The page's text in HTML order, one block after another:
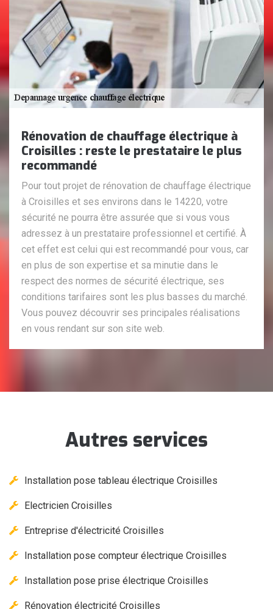
Rénovation de chauffage électrique à
Croisilles : reste le prestataire le plus
recommandé
Pour tout projet de rénovation de chauffage électrique
à Croisilles et ses environs dans le 14220, votre
sécurité ne pourra être assurée que si vous vous
adressez à un prestataire professionnel et certifié. À
cet effet est celui qui est recommandé pour vous, car
en plus de son expertise et sa minutie dans le
respect des normes de sécurité électrique, ses
conditions tarifaires sont les plus basses du marché.
Vous pouvez découvrir ses principales réalisations
en vous rendant sur son site web.
Autres services
Installation pose tableau électrique Croisilles
Electricien Croisilles
Entreprise d'électricité Croisilles
Installation pose compteur électrique Croisilles
Installation pose prise électrique Croisilles
Rénovation électricité Croisilles